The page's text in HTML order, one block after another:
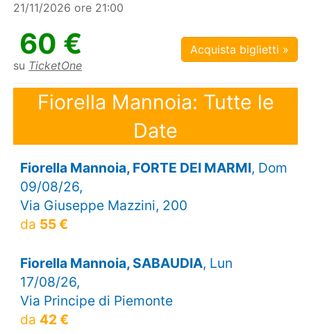
21/11/2026 ore 21:00
60 €
su TicketOne
Acquista biglietti »
Fiorella Mannoia: Tutte le
Date
Fiorella Mannoia, FORTE DEI MARMI, Dom
09/08/26,
Via Giuseppe Mazzini, 200
da 55 €
Fiorella Mannoia, SABAUDIA, Lun
17/08/26,
Via Principe di Piemonte
da 42 €